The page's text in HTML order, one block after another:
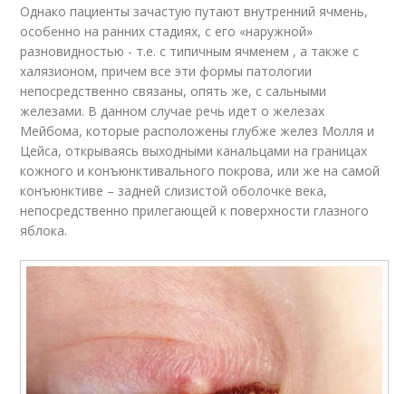
Однако пациенты зачастую путают внутренний ячмень,
особенно на ранних стадиях, с его «наружной»
разновидностью - т.е. с типичным ячменем , а также с
халязионом, причем все эти формы патологии
непосредственно связаны, опять же, с сальными
железами. В данном случае речь идет о железах
Мейбома, которые расположены глубже желез Молля и
Цейса, открываясь выходными канальцами на границах
кожного и конъюнктивального покрова, или же на самой
конъюнктиве – задней слизистой оболочке века,
непосредственно прилегающей к поверхности глазного
яблока.